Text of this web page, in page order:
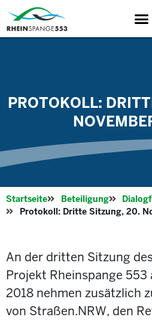
PROTOKOLL:
Startseite Beteiligung
Protokoll: Dritte Sitzung, 20.
An der dritten Sitzung
Projekt Rheinspange 553
2018 nehmen zusätzlich
von Straßen.NRW, den